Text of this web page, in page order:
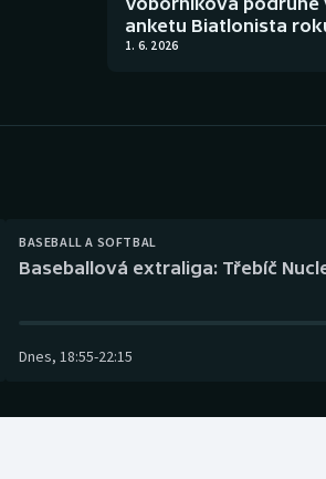
anketu Biatlonista
1. 6. 2026
BASEBALL A SOFTBAL
Baseballová extraliga: Třebíč
Dnes, 18:55-22:15